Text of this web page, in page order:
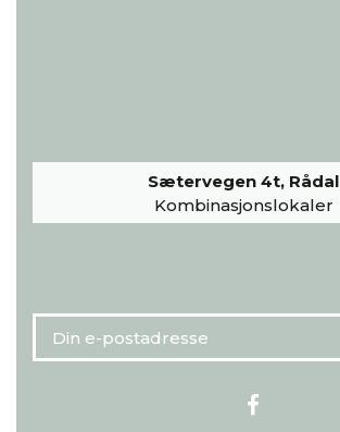
Sætervegen 4t, Rådal
Kombinasjonslokaler